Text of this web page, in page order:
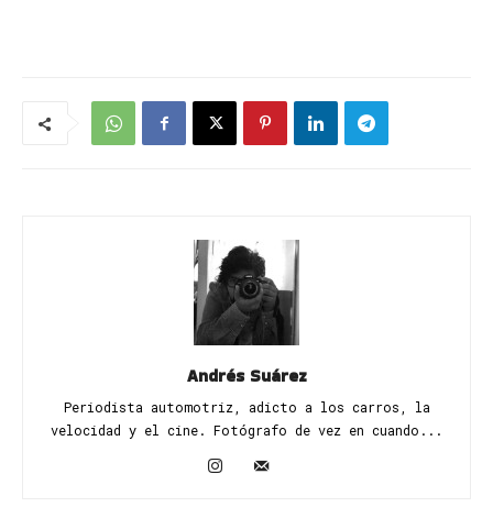
Andrés Suárez
Periodista automotriz, adicto a los carros, la
velocidad y el cine. Fotógrafo de vez en cuando...